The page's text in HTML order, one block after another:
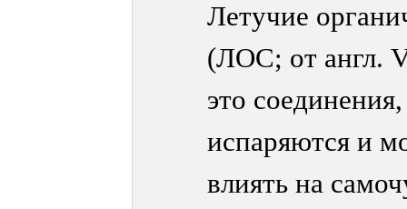
Летучие
(ЛОС; от англ.
это
испаряются и
влиять на